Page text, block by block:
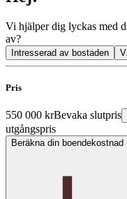
Vi hjälper dig lyckas med
av?
Intresserad av bostaden
Pris
550 000 krBevaka slutpris
utgångspris
Beräkna din boendekostnad